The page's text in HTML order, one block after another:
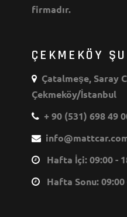
firmadır.
ÇEKMEKÖY
Çatalmeşe, Saray
Çekmeköy/İstanbul
+ 90 (531) 698 49
Hafta İçi: 09:00 -
Hafta Sonu: 09:00